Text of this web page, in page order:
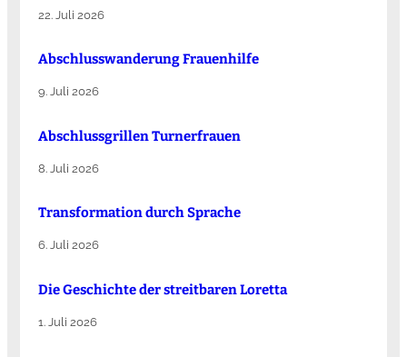
22. Juli 2026
Abschlusswanderung Frauenhilfe
9. Juli 2026
Abschlussgrillen Turnerfrauen
8. Juli 2026
Transformation durch Sprache
6. Juli 2026
Die Ge­schich­te der streit­ba­ren Lo­ret­ta
1. Juli 2026